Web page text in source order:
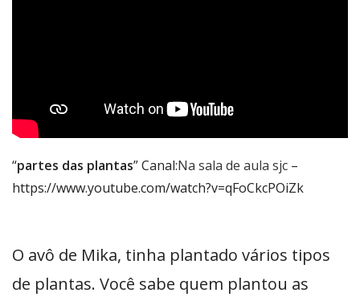
“partes das plantas” Canal:Na sala de aula sjc –
https://www.youtube.com/watch?v=qFoCkcPOiZk
O avô de Mika, tinha plantado vários tipos
de plantas. Você sabe quem plantou as